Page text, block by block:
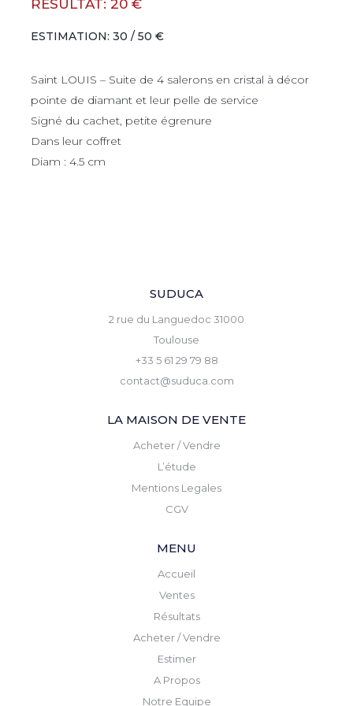
RÉSULTAT: 20 €
ESTIMATION: 30 / 50 €
Saint LOUIS – Suite de 4 salerons en cristal à décor
pointe de diamant et leur pelle de service
Signé du cachet, petite égrenure
Dans leur coffret
Diam : 4.5 cm
SUDUCA
2 rue du Languedoc 31000
Toulouse
+33 5 61 29 79 88
contact@suduca.com
LA MAISON DE VENTE
Acheter / Vendre
L’étude
Mentions Legales
CGV
MENU
Accueil
Ventes
Résultats
Acheter / Vendre
Estimer
A Propos
Notre Equipe